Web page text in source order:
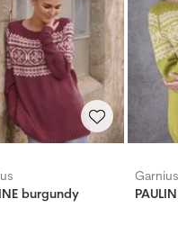
burgundy
Garnius